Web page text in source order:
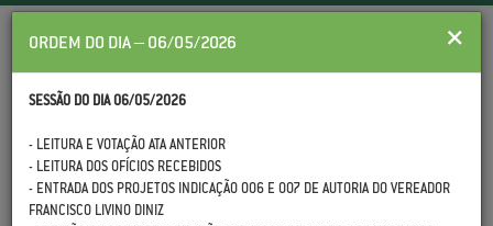
×
ORDEM DO DIA – 06/05/2026
SESSÃO DO DIA 06/05/2026
- LEITURA E VOTAÇÃO ATA ANTERIOR
- LEITURA DOS OFÍCIOS RECEBIDOS
- ENTRADA DOS PROJETOS INDICAÇÃO 006 E 007 DE AUTORIA DO VEREADOR
FRANCISCO LIVINO DINIZ